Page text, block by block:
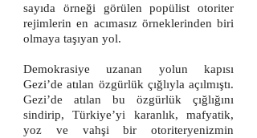
sayıda örneği görülen popülist otoriter
rejimlerin en acımasız örneklerinden biri
olmaya taşıyan yol.
Demokrasiye uzanan yolun kapısı
Gezi’de atılan özgürlük çığlıyla açılmıştı.
Gezi’de atılan bu özgürlük çığlığını
sindirip, Türkiye’yi karanlık, mafyatik,
yoz ve vahşi bir otoriteryenizmin